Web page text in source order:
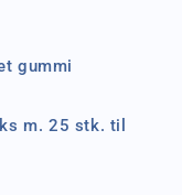
gummi
m. 25 stk. til